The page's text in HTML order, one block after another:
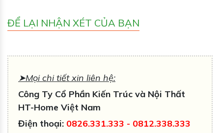
ĐỂ LẠI NHẬN XÉT CỦA BẠN
➤Mọi chi tiết xin liên hệ:
Công Ty Cổ Phần Kiến Trúc và Nội Thất
HT-Home Việt Nam
Điện thoại: 0826.331.333 - 0812.338.333